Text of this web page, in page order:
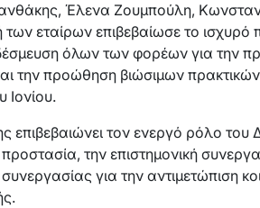
Έλενα Ζουμπούλη,
εταίρων επιβεβαίωσε το ισχυρό
όλων των φορέων για την
την προώθηση βιώσιμων πρακτικών
Ιονίου.
τον ενεργό ρόλο
την επιστημονική
για την αντιμετώπιση